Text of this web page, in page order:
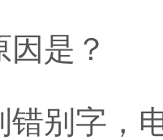
是？
错别字，